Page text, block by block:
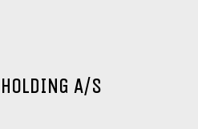
HOLDING A/S